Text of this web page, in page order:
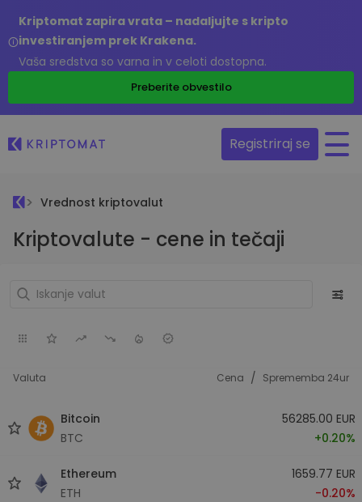
Kriptomat zapira vrata – nadaljujte s kripto
investiranjem prek Krakena.
Vaša sredstva so varna in v celoti dostopna.
Preberite obvestilo
Registriraj se
Vrednost kriptovalut
Kriptovalute - cene in tečaji
Valuta Cena / Sprememba 24ur
Bitcoin
BTC
56285.00 EUR
+0.20%
Ethereum
ETH
1659.77 EUR
-0.20%